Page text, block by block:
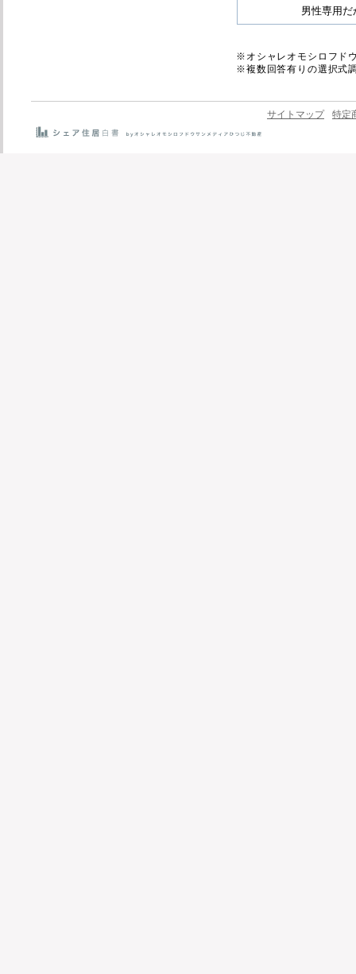
男性専用だ
※オシャレオモシロフド
※複数回答有りの選択式
サイトマップ 特定